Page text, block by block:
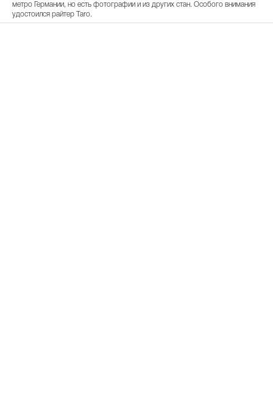
метро Германии, но есть фотографии и из других стан. Особого внимания
удостоился райтер Taro.